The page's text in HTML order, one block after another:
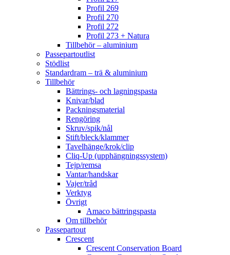
Profil 269
Profil 270
Profil 272
Profil 273 + Natura
Tillbehör – aluminium
Passepartoutlist
Stödlist
Standardram – trä & aluminium
Tillbehör
Bättrings- och lagningspasta
Knivar/blad
Packningsmaterial
Rengöring
Skruv/spik/nål
Stift/bleck/klammer
Tavelhänge/krok/clip
Cliq-Up (upphängningssystem)
Tejp/remsa
Vantar/handskar
Vajer/tråd
Verktyg
Övrigt
Amaco bättringspasta
Om tillbehör
Passepartout
Crescent
Crescent Conservation Board